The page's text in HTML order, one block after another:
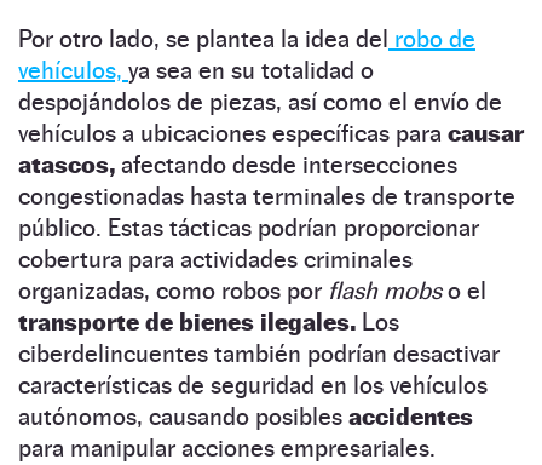
Por otro lado, se plantea la idea del robo de
vehículos, ya sea en su totalidad o
despojándolos de piezas, así como el envío de
vehículos a ubicaciones específicas para causar
atascos, afectando desde intersecciones
congestionadas hasta terminales de transporte
público. Estas tácticas podrían proporcionar
cobertura para actividades criminales
organizadas, como robos por flash mobso el
transporte de bienes ilegales. Los
ciberdelincuentes también podrían desactivar
características de seguridad en los vehículos
autónomos, causando posibles accidentes
para manipular acciones empresariales.